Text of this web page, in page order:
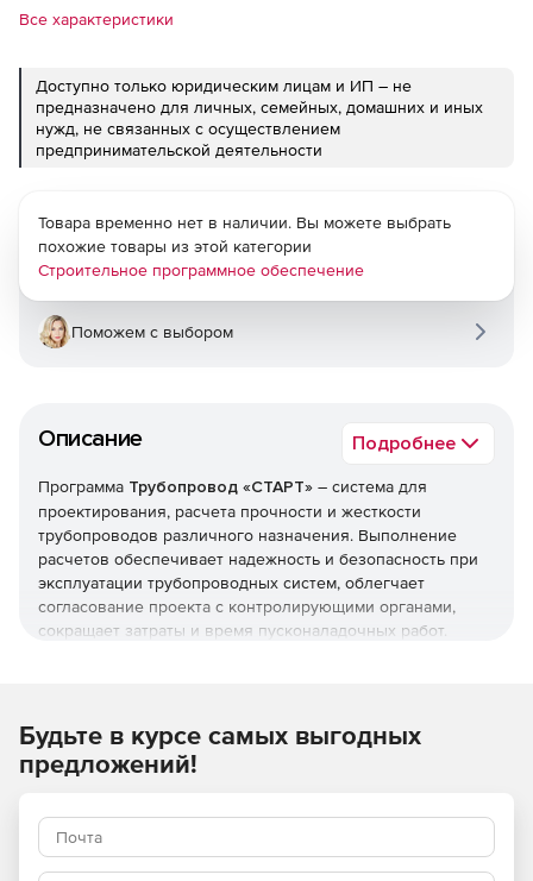
Все характеристики
Доступно только юридическим лицам и ИП – не
предназначено для личных, семейных, домашних и иных
нужд, не связанных с осуществлением
предпринимательской деятельности
Описание Подробнее
Программа Трубопровод «СТАРТ» – система для
проектирования, расчета прочности и жесткости
трубопроводов различного назначения. Выполнение
расчетов обеспечивает надежность и безопасность при
эксплуатации трубопроводных систем, облегчает
согласование проекта с контролирующими органами,
сокращает затраты и время пусконаладочных работ.
Надземные.
Вакуумные.
Товара временно нет в наличии. Вы можете выбрать
похожие товары из этой категории
Строительное программное обеспечение
Поможем с выбором
Будьте в курсе самых выгодных
предложений!